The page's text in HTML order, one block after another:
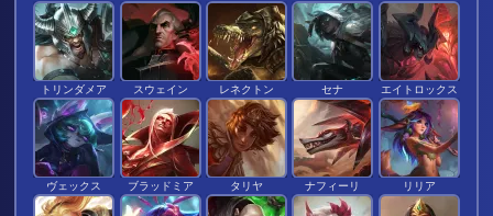
トリンダメア スウェイン レネクトン セナ エイトロックス
ヴェックス ブラッドミア タリヤ ナフィーリ リリア